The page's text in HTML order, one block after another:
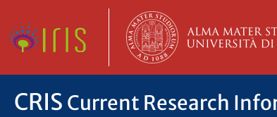
CRIS Current Research